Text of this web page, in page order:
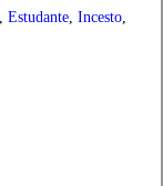
Estudante Incesto